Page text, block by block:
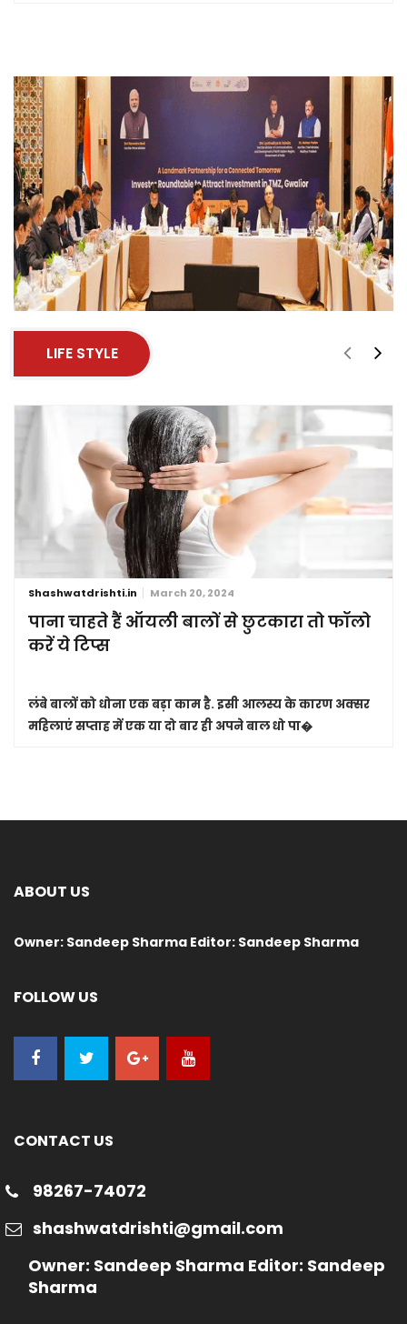
LIFE STYLE
Shashwatdrishti.in March 20, 2024
पाना चाहते हैं ऑयली बालों से छुटकारा तो फॉलो
करें ये टिप्स
लंबे बालों को धोना एक बड़ा काम है. इसी आलस्य के कारण अक्सर
महिलाएं सप्ताह में एक या दो बार ही अपने बाल धो पा�
ABOUT US
Owner: Sandeep Sharma Editor: Sandeep Sharma
FOLLOW US
CONTACT US
98267-74072
shashwatdrishti@gmail.com
Owner: Sandeep Sharma Editor: Sandeep
Sharma